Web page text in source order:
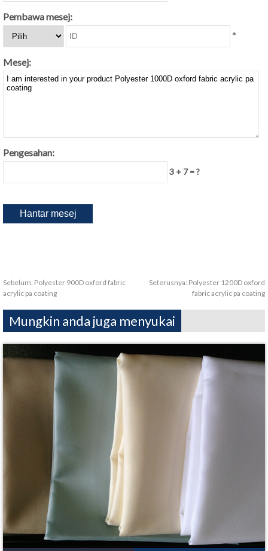
Pembawa mesej:
*
Mesej:
Pengesahan:
3 + 7 = ?
Sebelum: Polyester 900D oxford fabric
acrylic pa coating
Seterusnya: Polyester 1200D oxford
fabric acrylic pa coating
Mungkin anda juga menyukai